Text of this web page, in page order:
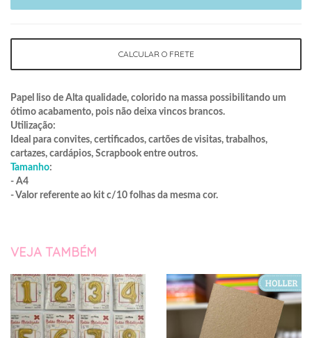
CALCULAR O FRETE
Papel liso de Alta qualidade, colorido na massa possibilitando um
ótimo acabamento, pois não deixa vincos brancos.
Utilização:
Ideal para convites, certificados, cartões de visitas, trabalhos,
cartazes, cardápios, Scrapbook entre outros.
Tamanho:
- A4
- Valor referente ao kit c/10 folhas da mesma cor.
VEJA TAMBÉM